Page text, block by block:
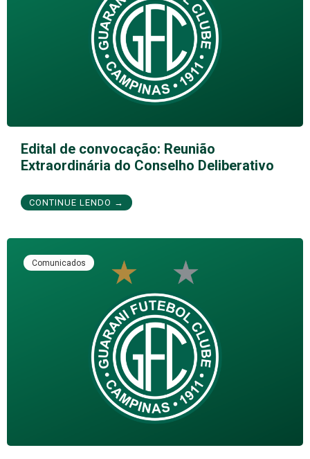
Edital de convocação: Reunião
Extraordinária do Conselho Deliberativo
CONTINUE LENDO →
Comunicados